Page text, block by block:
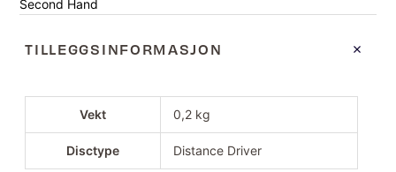
Second Hand
TILLEGGSINFORMASJON
Vekt 0,2 kg
Disctype Distance Driver